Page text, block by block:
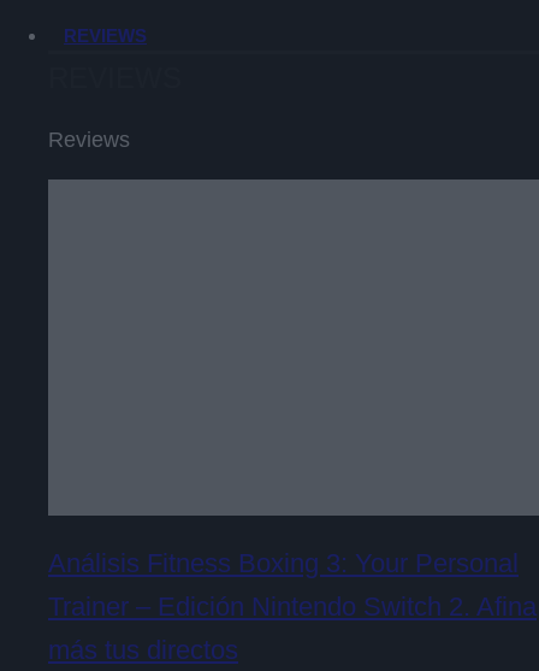
REVIEWS
Reviews
Análisis Fitness Boxing 3: Your Personal
Trainer – Edición Nintendo Switch 2. Afina
más tus directos